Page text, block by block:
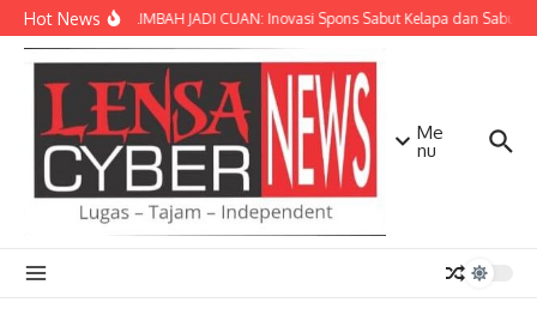
Lewati ke konten
Hot NewsSULAP LIMBAH JADI CUAN: Inovasi Spons Sabut Kelapa dan Sabun
Me
nu